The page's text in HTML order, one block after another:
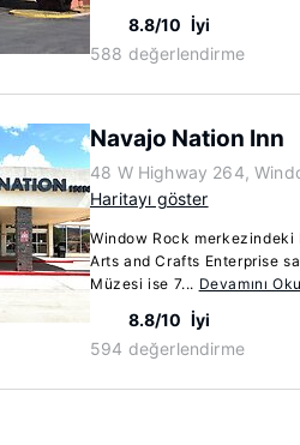
8.8/10 İyi
588 değerlendirme
Navajo Nation Inn
48 W Highway 264,
Haritayı göster
Window Rock merkezindeki
Arts and Crafts Enterprise
Müzesi ise 7... Devamını Oku
8.8/10 İyi
594 değerlendirme